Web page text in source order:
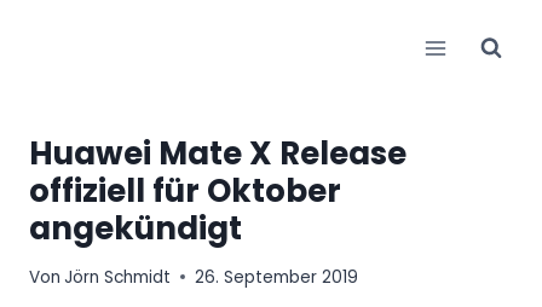
Huawei Mate X Release
offiziell für Oktober
angekündigt
Von Jörn Schmidt 26. September 2019